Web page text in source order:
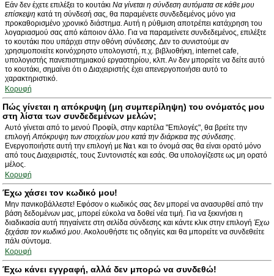
Εάν δεν έχετε επιλέξει το κουτάκι Να γίνεται η σύνδεση αυτόματα σε κάθε μου
επίσκεψη κατά τη σύνδεσή σας, θα παραμένετε συνδεδεμένος μόνο για
προκαθορισμένο χρονικό διάστημα. Αυτή η ρύθμιση αποτρέπει κατάχρηση του
λογαριασμού σας από κάποιον άλλο. Για να παραμείνετε συνδεδεμένος, επιλέξτε
το κουτάκι που υπάρχει στην οθόνη σύνδεσης. Δεν το συνιστούμε αν
χρησιμοποιείτε κοινόχρηστο υπολογιστή, π.χ. βιβλιοθήκη, internet cafe,
υπολογιστής πανεπιστημιακού εργαστηρίου, κλπ. Αν δεν μπορείτε να δείτε αυτό
το κουτάκι, σημαίνει ότι ο Διαχειριστής έχει απενεργοποιήσει αυτό το
χαρακτηριστικό.
Κορυφή
Πώς γίνεται η απόκρυψη (μη συμπερίληψη) του ονόματός μου
στη λίστα των συνδεδεμένων μελών;
Αυτό γίνεται από το μενού Προφίλ, στην καρτέλα "Επιλογές", θα βρείτε την
επιλογήΑπόκρυψη των στοιχείων μου κατά την διάρκεια της σύνδεσης.
Ενεργοποιήστε αυτή την επιλογή με Ναι και το όνομά σας θα είναι ορατό μόνο
από τους Διαχειριστές, τους Συντονιστές και εσάς. Θα υπολογίζεστε ως μη ορατό
μέλος.
Κορυφή
Έχω χάσει τον κωδικό μου!
Μην πανικοβάλλεστε! Εφόσον ο κωδικός σας δεν μπορεί να ανασυρθεί από την
βάση δεδομένων μας, μπορεί εύκολα να δοθεί νέα τιμή. Για να ξεκινήσει η
διαδικασία αυτή πηγαίνετε στη σελίδα σύνδεσης και κάντε κλικ στην επιλογή Έχω
ξεχάσει τον κωδικό μου. Ακολουθήστε τις οδηγίες και θα μπορείτε να συνδεθείτε
πάλι σύντομα.
Κορυφή
Έχω κάνει εγγραφή, αλλά δεν μπορώ να συνδεθώ!